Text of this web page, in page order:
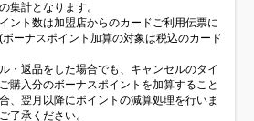
集計となります。
ント数は加盟店からのカードご利用伝票に
ーナスポイント加算の対象は税込のカード
・返品をした場合でも、キャンセルのタイ
購入分のボーナスポイントを加算すること
、翌月以降にポイントの減算処理を行いま
了承ください。